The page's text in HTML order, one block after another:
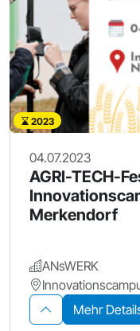
2023
04.07.2023
AGRI-TECH-
Merkendorf
ANsWERK
Mehr